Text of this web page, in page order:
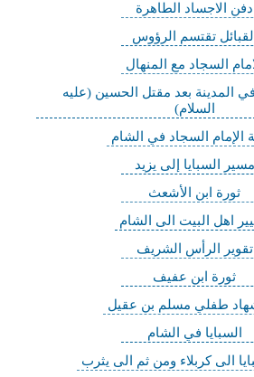
دفن الاجساد الطاهرة
القبائل تقتسم الرؤوس
السجاد مع المنهال
المدينة بعد مقتل الحسين (عليه
السلام)
الإمام السجاد في الشام
مسير السبايا إلى يزيد
ثورة ابن الأشعث
اهل البيت الى الشام
تقوير الرأس الشريف
ثورة ابن عفيف
طفلي مسلم بن عقيل
السبايا في الشام
الى كربلاء ومن ثم الى يثرب